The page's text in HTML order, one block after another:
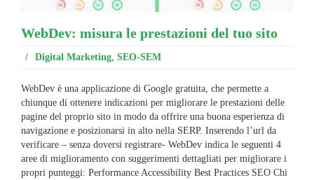
WebDev: misura le prestazioni del tuo sito
/ Digital Marketing SEO-SEM
WebDev è una applicazione di Google gratuita, che permette a
chiunque di ottenere indicazioni per migliorare le prestazioni delle
pagine del proprio sito in modo da offrire una buona esperienza di
navigazione e posizionarsi in alto nella SERP. Inserendo l’url da
verificare – senza doversi registrare- WebDev indica le seguenti 4
aree di miglioramento con suggerimenti dettagliati per migliorare i
propri punteggi: Performance Accessibility Best Practices SEO Chi